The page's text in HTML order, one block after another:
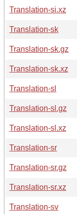
Translation-si.xz
Translation-sk
Translation-sk.gz
Translation-sk.xz
Translation-sl
Translation-sl.gz
Translation-sl.xz
Translation-sr
Translation-sr.gz
Translation-sr.xz
Translation-sv